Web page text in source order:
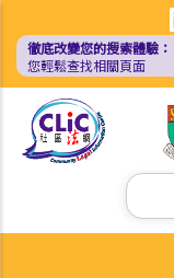
內
徹底改變您的搜索體驗：
您輕鬆查找相關頁面
Search